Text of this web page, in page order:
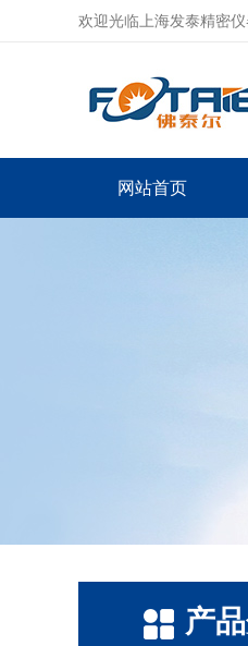
欢迎光临上海发泰精密
网站首页
产